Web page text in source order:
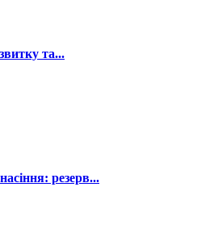
та...
резерв...